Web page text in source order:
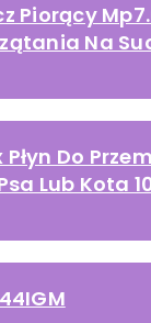
Piorący
Na
Do
Lub Kota